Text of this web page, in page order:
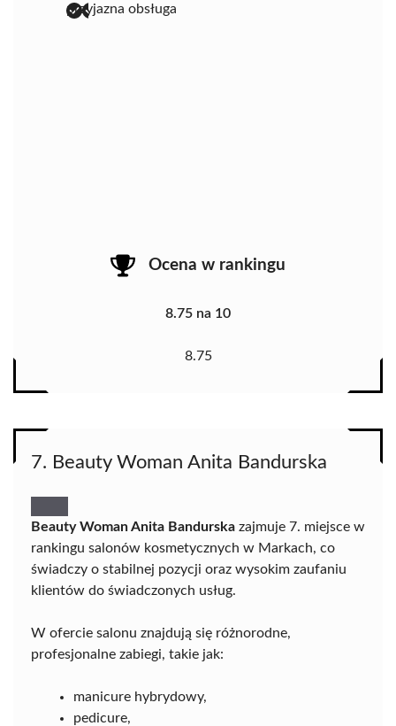
przyjazna obsługa
Ocena w rankingu
8.75 na 10
8.75
7. Beauty Woman Anita Bandurska
Beauty Woman Anita Bandurska zajmuje 7. miejsce w
rankingu salonów kosmetycznych w Markach, co
świadczy o stabilnej pozycji oraz wysokim zaufaniu
klientów do świadczonych usług.
W ofercie salonu znajdują się różnorodne,
profesjonalne zabiegi, takie jak:
manicure hybrydowy,
pedicure,